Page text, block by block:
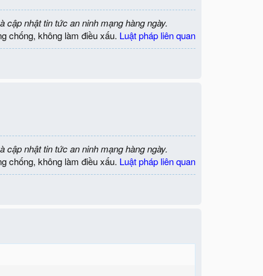
cập nhật tin tức an ninh mạng hàng ngày.
chống, không làm điều xấu. Luật pháp liên quan
cập nhật tin tức an ninh mạng hàng ngày.
chống, không làm điều xấu. Luật pháp liên quan